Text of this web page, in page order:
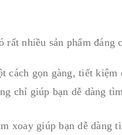
nhiều sản phẩm đáng
cách gọn gàng, tiết
chỉ giúp bạn dễ dàng
xoay giúp bạn dễ dàng